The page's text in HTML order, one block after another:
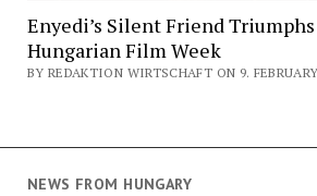
NEWS FROM HUNGARY
Enyedi’s Silent Friend
Hungarian Film Week
BY REDAKTION WIRTSCHAFT ON 9.